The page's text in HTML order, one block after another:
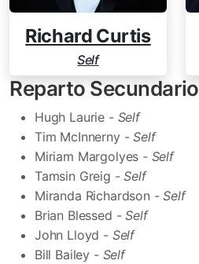
Richard Curtis
Self
Reparto Secundario
Hugh Laurie - Self
Tim McInnerny -Self
Miriam Margolyes - Self
Tamsin Greig -Self
Miranda Richardson -Self
Brian Blessed -Self
John Lloyd - Self
Bill Bailey - Self